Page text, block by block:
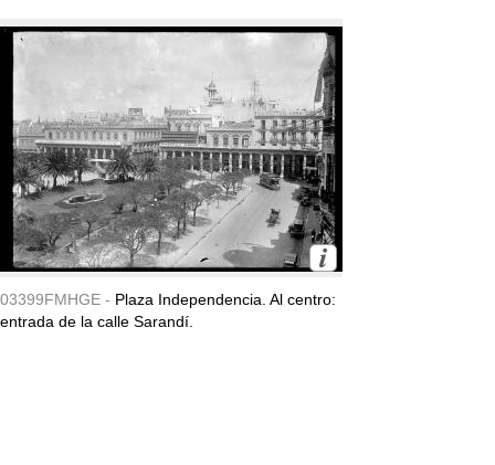
03399FMHGE - Plaza Independencia. Al centro:
entrada de la calle Sarandí.